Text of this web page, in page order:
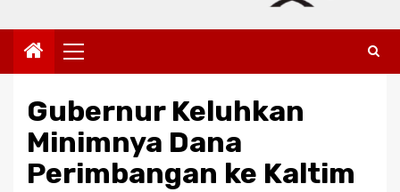
Primary
Menu
Gubernur Keluhkan
Minimnya Dana
Perimbangan ke Kaltim